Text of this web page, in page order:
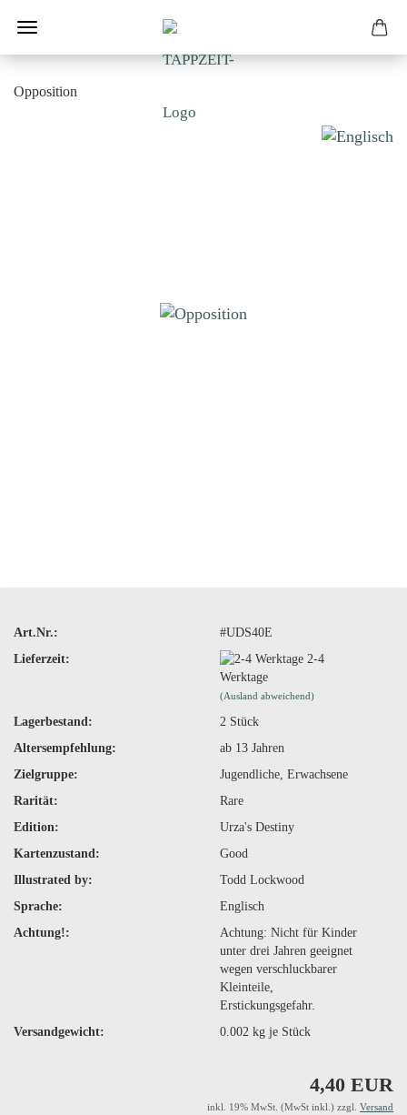
Opposition
Art.Nr.:
#UDS40E
Lieferzeit:
2-4
Werktage
(Ausland abweichend)
Lagerbestand: 2 Stück
Altersempfehlung:
ab 13 Jahren
Zielgruppe:
Jugendliche, Erwachsene
Rarität:
Rare
Edition:
Urza's Destiny
Kartenzustand:
Good
Illustrated by:
Todd Lockwood
Sprache:
Englisch
Achtung!:
Achtung: Nicht für Kinder
unter drei Jahren geeignet
wegen verschluckbarer
Kleinteile,
Erstickungsgefahr.
Versandgewicht:
0.002kg je Stück
4,40 EUR
inkl. 19% MwSt. (MwSt inkl.) zzgl. Versand